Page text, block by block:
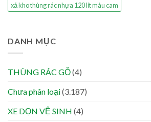
xả kho thùng rác nhựa 120 lít màu cam
DANH MỤC
THÙNG RÁC GỖ(4)
Chưa phân loại(3.187)
XE DỌN VỆ SINH (4)